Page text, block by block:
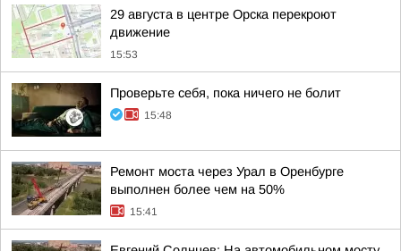
29 августа в центре Орска перекроют
движение
15:53
Проверьте себя, пока ничего не болит
15:48
Ремонт моста через Урал в Оренбурге
выполнен более чем на 50%
15:41